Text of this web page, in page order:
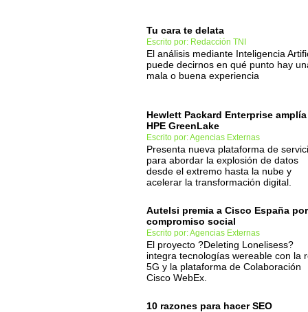
Tu cara te delata
Escrito por: Redacción TNI
El análisis mediante Inteligencia
puede decirnos en qué punto hay
mala o buena experiencia
Hewlett Packard Enterprise amplía
HPE GreenLake
Escrito por: Agencias Externas
Presenta nueva plataforma de
para abordar la explosión de datos
desde el extremo hasta la nube y
acelerar la transformación digital.
Autelsi premia a Cisco España
compromiso social
Escrito por: Agencias Externas
El proyecto ?Deleting Lonelisess?
integra tecnologías wereable con la
5G y la plataforma de Colaboración
Cisco WebEx.
10 razones para hacer SEO